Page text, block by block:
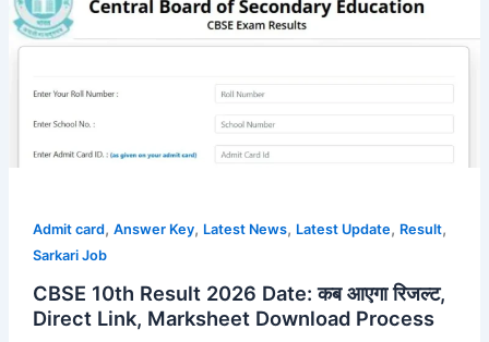
Admit card, Answer Key, Latest News, Latest Update, Result,
Sarkari Job
CBSE 10th Result 2026 Date: कब आएगा रिजल्ट,
Direct Link, Marksheet Download Process